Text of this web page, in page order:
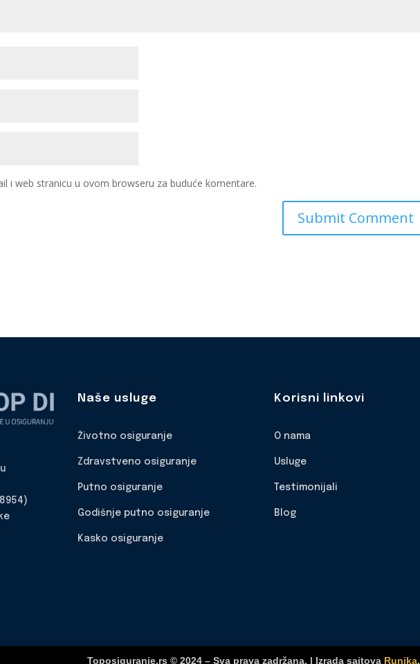
i web stranicu u ovom browseru za buduće komentare.
Naše usluge
Životno osiguranje
Zdravstveno osiguranje
Putno osiguranje
Godišnje putno osiguranje
Kasko osiguranje
Korisni linkovi
O nama
Usluge
Testimonijali
Blog
Toposiguranje.rs © 2024 – Sva prava zadržana. | Izrada sajtova Runika.